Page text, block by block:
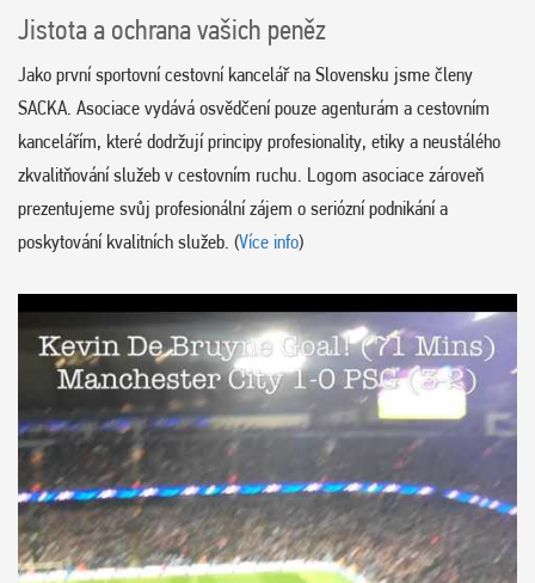
Jistota a ochrana vašich peněz
Jako první sportovní cestovní kancelář na Slovensku jsme členy
SACKA. Asociace vydává osvědčení pouze agenturám a cestovním
kancelářím, které dodržují principy profesionality, etiky a neustálého
zkvalitňování služeb v cestovním ruchu. Logom asociace zároveň
prezentujeme svůj profesionální zájem o seriózní podnikání a
poskytování kvalitních služeb. (Více info)